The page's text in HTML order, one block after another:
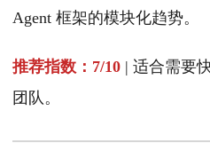
Agent 框架的模块化趋势。
推荐指数：7/10 | 适合需要
团队。